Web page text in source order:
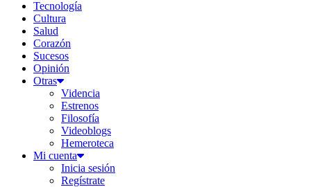
Tecnología
Cultura
Salud
Corazón
Sucesos
Opinión
Otras
Videncia
Estrenos
Filosofía
Videoblogs
Hemeroteca
Mi cuenta
Inicia sesión
Regístrate